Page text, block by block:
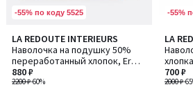
-55% по коду 5525
LA REDOUTE INTERIEURS
Наволочка на подушку 50%
переработанный хлопок, Erwin
/ Эрвин
2200 ₽-60%
880 ₽
-55%
LA
2000 ₽-
700 ₽